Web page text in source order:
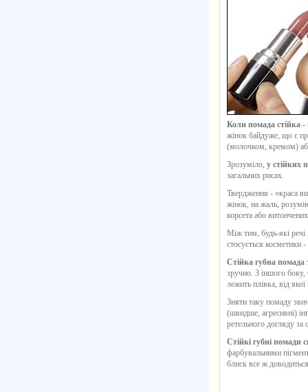
Коли помада стійка -
жінок байдуже, що є
(молочком, кремом)
Зрозуміло, у стійких
загальних рисах.
Твердження - «краса
жінок, на жаль,
корсета або
Між тим, будь-які речі
стосується косметики
Стійка губна помада
зручно. З іншого боку,
лежить плівка, від
Зняти таку помаду
(швидше, агресивні)
ретельного догляду
Стійкі губні помади
фарбувальними
блиск все ж